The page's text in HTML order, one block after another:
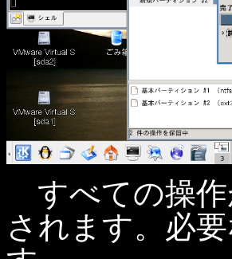
すべての操作
されます。必